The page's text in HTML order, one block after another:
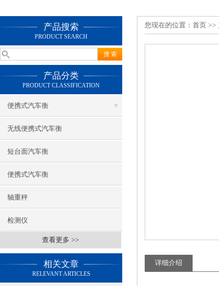
产品搜索
PRODUCT SEARCH
产品分类
PRODUCT CLASSIFICATION
便携式汽车衡
无线便携式汽车衡
短台面汽车衡
便携式汽车衡
轴重秤
检测仪
查看更多 >>
相关文章
RELEVANT ARTICLES
您现在的位置： 首页 >>
详细介绍